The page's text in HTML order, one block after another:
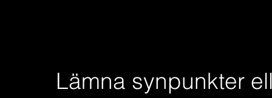
Lämna synpunkter